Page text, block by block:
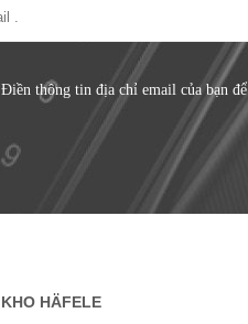
Điền thông tin địa chỉ email của bạn
KHO HÄFELE